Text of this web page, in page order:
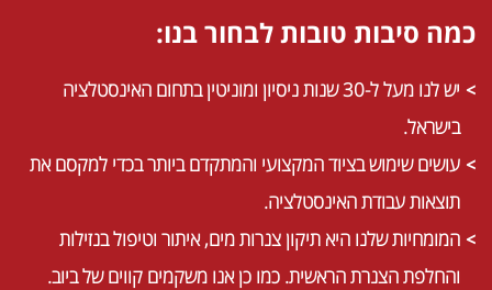
כמה סיבות טובות לבחור בנו:
יש לנו מעל ל-30 שנות ניסיון ומוניטין בתחום האינסטלציה
בישראל.
עושים שימוש בציוד המקצועי והמתקדם ביותר בכדי למקסם את
תוצאות עבודת האינסטלציה.
המומחיות שלנו היא תיקון צנרות מים, איתור וטיפול בנזילות
והחלפת הצנרת הראשית. כמו כן אנו משקמים קווים של ביוב.